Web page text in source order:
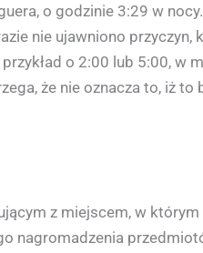
o godzinie 3:29 w
nie ujawniono
o 2:00 lub 5:00, w
że nie oznacza to, iż
z miejscem, w
nagromadzenia